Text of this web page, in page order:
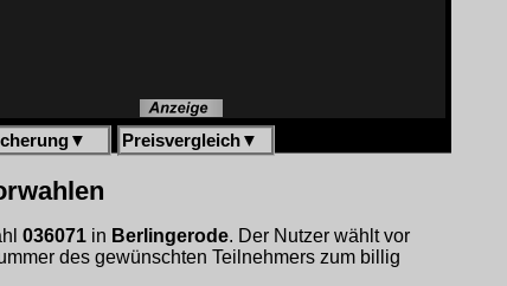
▼ Preisvergleich▼
036071 in Berlingerode. Der Nutzer wählt vor
des gewünschten Teilnehmers zum billig